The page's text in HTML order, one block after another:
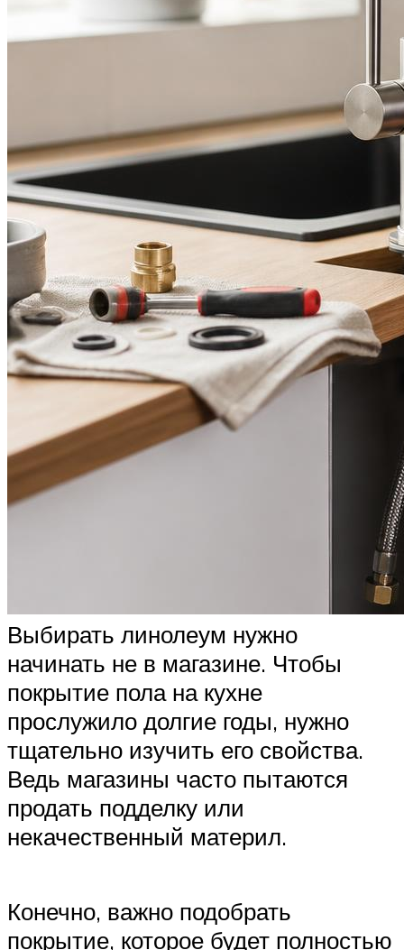
Выбирать линолеум нужно
начинать не в магазине. Чтобы
покрытие пола на кухне
прослужило долгие годы, нужно
тщательно изучить его свойства.
Ведь магазины часто пытаются
продать подделку или
некачественный материл.
Конечно, важно подобрать
покрытие, которое будет полностью